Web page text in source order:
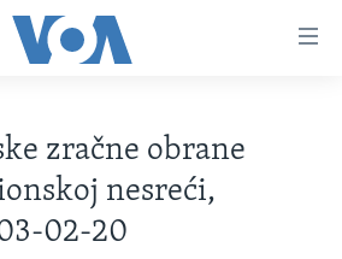
zračne obrane
nesreći,
02-20